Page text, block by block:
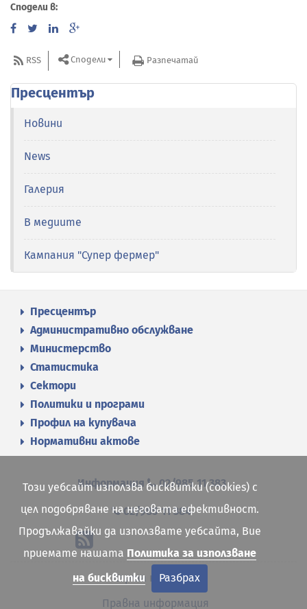
Сподели в:
RSS Сподели Разпечатай
Пресцентър
Новини
News
Галерия
В медиите
Кампания "Супер фермер"
Пресцентър
Административно обслужване
Министерство
Статистика
Сектори
Политики и програми
Профил на купувача
Нормативни актове
Информация 02/985 11 383
02/985 11 384
Карта на сайта
Правна информация
Този уебсайт използва бисквитки (cookies) с
цел подобряване на неговата ефективност.
Продължавайки да използвате уебсайта, Вие
приемате нашата Политика за използване
на бисквитки
Разбрах